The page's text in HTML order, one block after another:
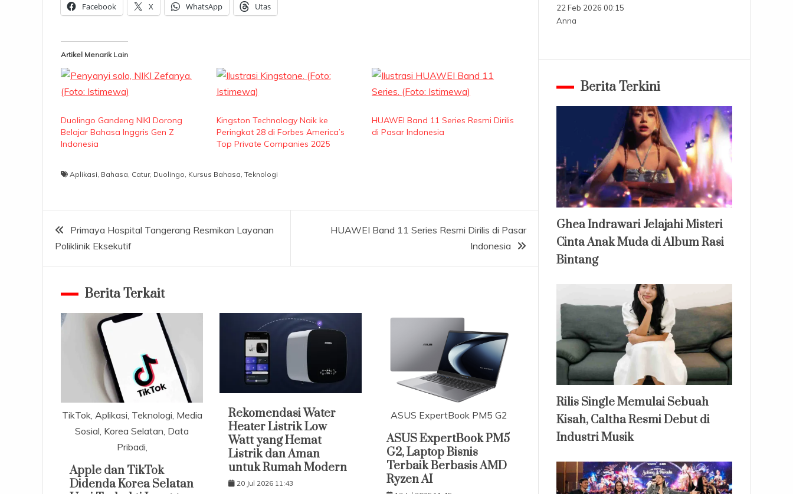
Facebook X WhatsApp Utas
Artikel Menarik Lain
Duolingo Gandeng NIKI Dorong
Belajar Bahasa Inggris Gen Z
Indonesia
Kingston Technology Naik ke
Peringkat 28 di Forbes America’s
Top Private Companies 2025
HUAWEI Band 11 Series Resmi Dirilis
di Pasar Indonesia
Aplikasi, Bahasa, Catur, Duolingo, Kursus Bahasa, Teknologi
Navigasi
pos
Primaya Hospital Tangerang Resmikan Layanan
Poliklinik Eksekutif
HUAWEI Band 11 Series Resmi Dirilis di Pasar
Indonesia
Berita Terkait
TikTok, Aplikasi, Teknologi, Media
Sosial, Korea Selatan, Data
Pribadi,
Apple dan TikTok
Didenda Korea Selatan
Rekomendasi Water
Heater Listrik Low
Watt yang Hemat
Listrik dan Aman
untuk Rumah Modern
20 Jul 2026 11:43
ASUS ExpertBook PM5 G2
ASUS ExpertBook PM5
G2, Laptop Bisnis
Terbaik Berbasis AMD
Ryzen AI
22 Feb 2026 00:15
Anna
Berita Terkini
Ghea Indrawari Jelajahi Misteri
Cinta Anak Muda di Album Rasi
Bintang
Rilis Single Memulai Sebuah
Kisah, Caltha Resmi Debut di
Industri Musik